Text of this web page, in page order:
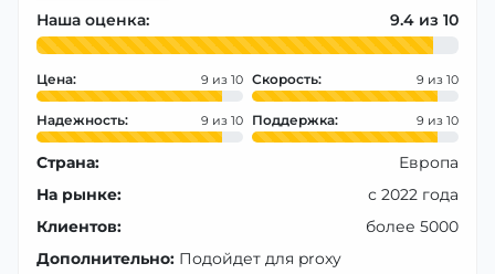
Наша оценка: 9.4
Цена: 9 Скорость: 9
Надежность: 9 Поддержка: 9
Страна:
Европа
На рынке:
с 2022 года
Клиентов:
более 5000
Дополнительно: Подойдет для proxy